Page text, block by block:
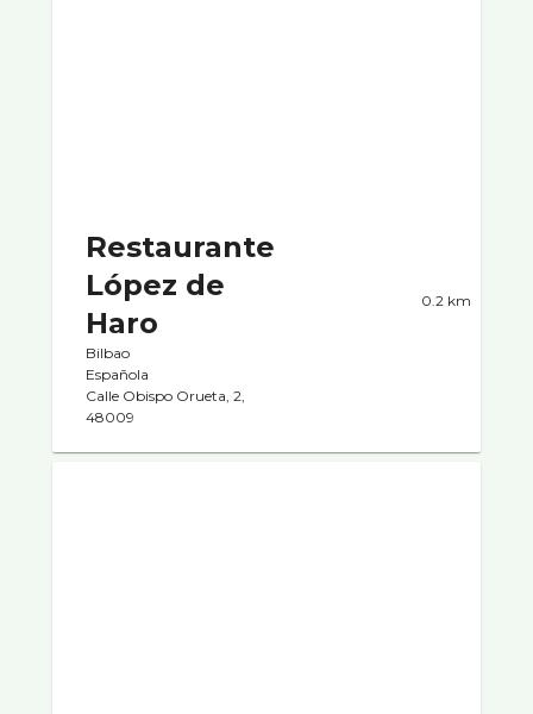
Restaurante
López de
Haro
Bilbao
Española
Calle Obispo Orueta, 2,
48009
0.2 km